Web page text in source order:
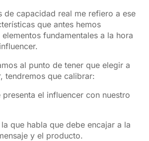
de capacidad real me refiero a ese
que antes hemos
fundamentales a la hora
al punto de tener que elegir a
tendremos que calibrar:
el influencer con nuestro
que habla que debe encajar a la
y el producto.